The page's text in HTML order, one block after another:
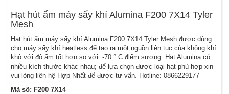
Hạt hút ẩm máy sấy khí Alumina F200 7X14 Tyler
Mesh
Hạt hút ẩm máy sấy khí Alumina F200 7X14 Tyler Mesh được dùng
cho máy sấy khí heatless để tạo ra một nguồn liên tục của không khí
khô với độ ẩm tốt hơn so với -70 ° C điểm sương. Hạt Alumina có
nhiều kích thước khác nhau; để lựa chọn được loại hạt phù hợp xin
vui lòng liên hệ Hợp Nhất để được tư vấn. Hotline: 0866229177
Mã số: F200 7X14